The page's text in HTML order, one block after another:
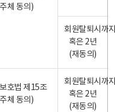
체 동의)
회원탈퇴시까
혹은 2년
(재동의)
호법 제15조
체 동의)
회원탈퇴시까
혹은 2년
(재동의)